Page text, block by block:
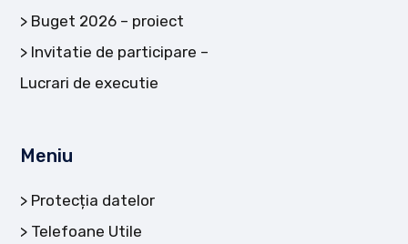
Buget 2026 – proiect
Invitatie de participare –
Lucrari de executie
Meniu
Protecția datelor
Telefoane Utile